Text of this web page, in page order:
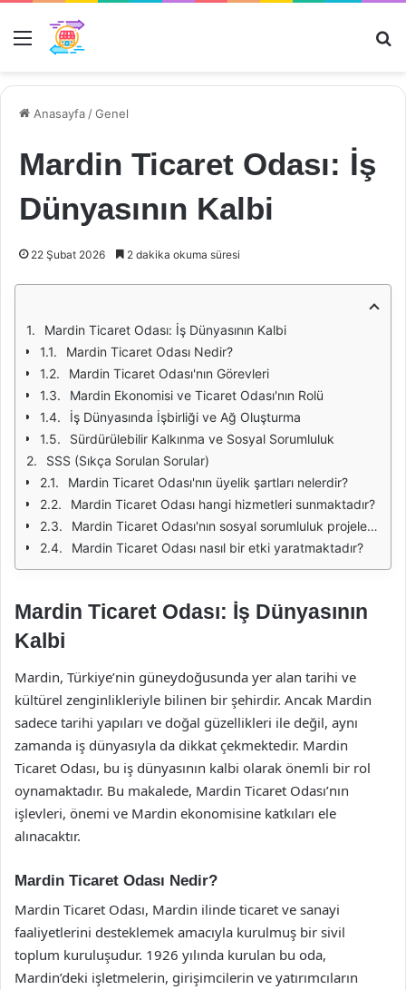
Menü
Anasayfa /Genel
Mardin Ticaret Odası: İş
Dünyasının Kalbi
22 Şubat 2026 2 dakika okuma süresi
Mardin Ticaret Odası: İş Dünyasının Kalbi
Mardin Ticaret Odası Nedir?
Mardin Ticaret Odası'nın Görevleri
Mardin Ekonomisi ve Ticaret Odası'nın Rolü
İş Dünyasında İşbirliği ve Ağ Oluşturma
Sürdürülebilir Kalkınma ve Sosyal Sorumluluk
SSS (Sıkça Sorulan Sorular)
Mardin Ticaret Odası'nın üyelik şartları nelerdir?
Mardin Ticaret Odası hangi hizmetleri sunmaktadır?
Mardin Ticaret Odası'nın sosyal sorumluluk projeleri nelerdir?
Mardin Ticaret Odası nasıl bir etki yaratmaktadır?
Mardin Ticaret Odası: İş Dünyasının
Kalbi
Mardin, Türkiye’nin güneydoğusunda yer alan tarihi ve
kültürel zenginlikleriyle bilinen bir şehirdir. Ancak Mardin
sadece tarihi yapıları ve doğal güzellikleri ile değil, aynı
zamanda iş dünyasıyla da dikkat çekmektedir. Mardin
Ticaret Odası, bu iş dünyasının kalbi olarak önemli bir rol
oynamaktadır. Bu makalede, Mardin Ticaret Odası’nın
işlevleri, önemi ve Mardin ekonomisine katkıları ele
alınacaktır.
Mardin Ticaret Odası Nedir?
Mardin Ticaret Odası, Mardin ilinde ticaret ve sanayi
faaliyetlerini desteklemek amacıyla kurulmuş bir sivil
toplum kuruluşudur. 1926 yılında kurulan bu oda,
Mardin’deki işletmelerin, girişimcilerin ve yatırımcıların